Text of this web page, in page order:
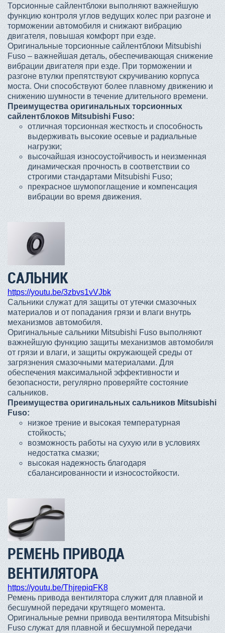
Торсионные сайлентблоки выполняют важнейшую
функцию контроля углов ведущих колес при разгоне и
торможении автомобиля и снижают вибрацию
двигателя, повышая комфорт при езде.
Оригинальные торсионные сайлентблоки Mitsubishi
Fuso – важнейшая деталь, обеспечивающая снижение
вибрации двигателя при езде. При торможении и
разгоне втулки препятствуют скручиванию корпуса
моста. Они способствуют более плавному движению и
снижению шумности в течение длительного времени.
Преимущества оригинальных торсионных
сайлентблоков Mitsubishi Fuso:
отличная торсионная жесткость и способность
выдерживать высокие осевые и радиальные
нагрузки;
высочайшая износоустойчивость и неизменная
динамическая прочность в соответствии со
строгими стандартами Mitsubishi Fuso;
прекрасное шумопоглащение и компенсация
вибрации во время движения.
САЛЬНИК
https://youtu.be/3zbvs1vVJbk
Сальники служат для защиты от утечки смазочных
материалов и от попадания грязи и влаги внутрь
механизмов автомобиля.
Оригинальные сальники Mitsubishi Fuso выполняют
важнейшую функцию защиты механизмов автомобиля
от грязи и влаги, и защиты окружающей среды от
загрязнения смазочными материалами. Для
обеспечения максимальной эффективности и
безопасности, регулярно проверяйте состояние
сальников.
Преимущества оригинальных сальников Mitsubishi
Fuso:
низкое трение и высокая температурная
стойкость;
возможность работы на сухую или в условиях
недостатка смазки;
высокая надежность благодаря
сбалансированности и износостойкости.
РЕМЕНЬ ПРИВОДА
ВЕНТИЛЯТОРА
https://youtu.be/ThjrepiqFK8
Ремень привода вентилятора служит для плавной и
бесшумной передачи крутящего момента.
Оригинальные ремни привода вентилятора Mitsubishi
Fuso служат для плавной и бесшумной передачи